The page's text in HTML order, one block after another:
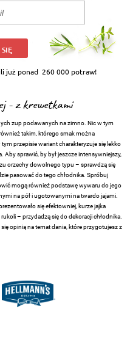
już ponad 260 000 potraw!
- z krewetkami
zup podawanych na zimno. Nic w tym
takim, którego smak można
przepisie wariant charakteryzuje się lekko
sprawić, by był jeszcze intensywniejszy,
orzechy dowolnego typu – sprawdzą się
pasować do tego chłodnika. Spróbuj
mogą również podstawę wywaru do jego
na pół i ugotowanymi na twardo jajami.
się efektowniej, kurze jajka
– przydadzą się do dekoracji chłodnika.
opinią na temat dania, które przygotujesz z